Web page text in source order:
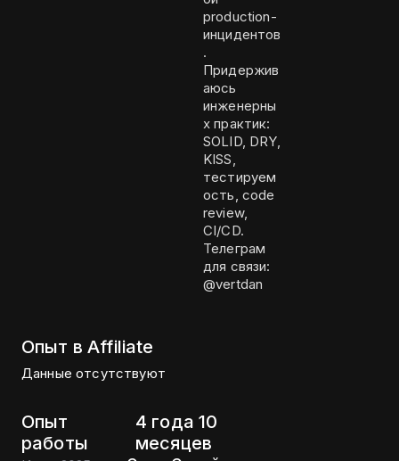
production-
инцидентов
.
Придержив
аюсь
инженерны
х практик:
SOLID, DRY,
KISS,
тестируем
ость, code
review,
CI/CD.
Телеграм
для связи:
@vertdan
Опыт в Affiliate
Данные отсутствуют
Опыт
работы
4 года 10
месяцев